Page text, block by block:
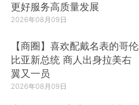
更好服务高质量发展
2026年08月09日
【商圈】喜欢配戴名表的哥伦
比亚新总统 商人出身拉美右
翼又一员
2026年08月09日